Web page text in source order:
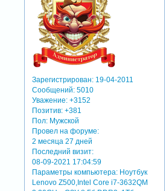
Зарегистрирован: 19-04-2011
Сообщений: 5010
Уважение: +3152
Позитив: +381
Пол: Мужской
Провел на форуме:
2 месяца 27 дней
Последний визит:
08-09-2021 17:04:59
Параметры компьютера: Ноутбук
Lenovo Z500,Intel Core i7-3632QM